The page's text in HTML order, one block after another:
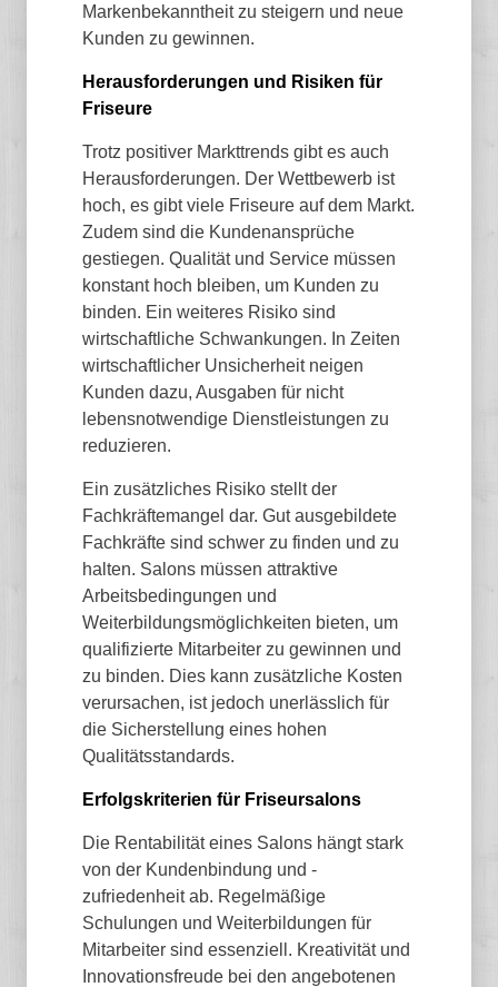
Markenbekanntheit zu steigern und neue
Kunden zu gewinnen.
Herausforderungen und Risiken für
Friseure
Trotz positiver Markttrends gibt es auch
Herausforderungen. Der Wettbewerb ist
hoch, es gibt viele Friseure auf dem Markt.
Zudem sind die Kundenansprüche
gestiegen. Qualität und Service müssen
konstant hoch bleiben, um Kunden zu
binden. Ein weiteres Risiko sind
wirtschaftliche Schwankungen. In Zeiten
wirtschaftlicher Unsicherheit neigen
Kunden dazu, Ausgaben für nicht
lebensnotwendige Dienstleistungen zu
reduzieren.
Ein zusätzliches Risiko stellt der
Fachkräftemangel dar. Gut ausgebildete
Fachkräfte sind schwer zu finden und zu
halten. Salons müssen attraktive
Arbeitsbedingungen und
Weiterbildungsmöglichkeiten bieten, um
qualifizierte Mitarbeiter zu gewinnen und
zu binden. Dies kann zusätzliche Kosten
verursachen, ist jedoch unerlässlich für
die Sicherstellung eines hohen
Qualitätsstandards.
Erfolgskriterien für Friseursalons
Die Rentabilität eines Salons hängt stark
von der Kundenbindung und -
zufriedenheit ab. Regelmäßige
Schulungen und Weiterbildungen für
Mitarbeiter sind essenziell. Kreativität und
Innovationsfreude bei den angebotenen